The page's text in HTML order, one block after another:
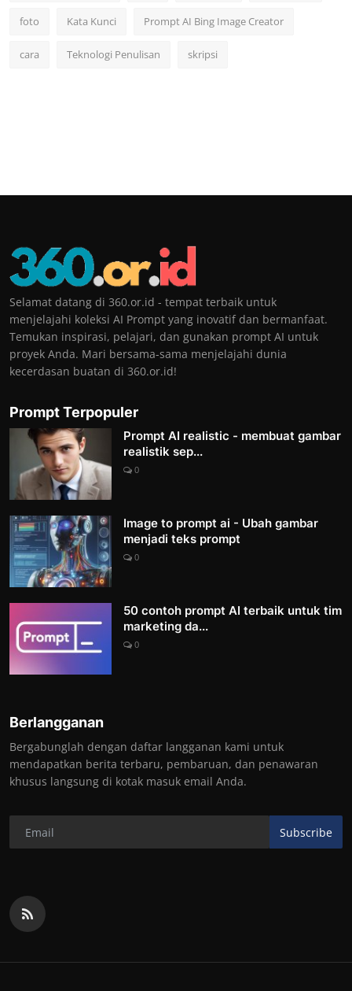
foto Kata Kunci Prompt AI Bing Image Creator
cara Teknologi Penulisan skripsi
Selamat datang di 360.or.id - tempat terbaik untuk
menjelajahi koleksi AI Prompt yang inovatif dan bermanfaat.
Temukan inspirasi, pelajari, dan gunakan prompt AI untuk
proyek Anda. Mari bersama-sama menjelajahi dunia
kecerdasan buatan di 360.or.id!
Prompt Terpopuler
Prompt AI realistic - membuat gambar
realistik sep...
0
Image to prompt ai - Ubah gambar
menjadi teks prompt
0
50 contoh prompt AI terbaik untuk tim
marketing da...
0
Berlangganan
Bergabunglah dengan daftar langganan kami untuk
mendapatkan berita terbaru, pembaruan, dan penawaran
khusus langsung di kotak masuk email Anda.
Subscribe